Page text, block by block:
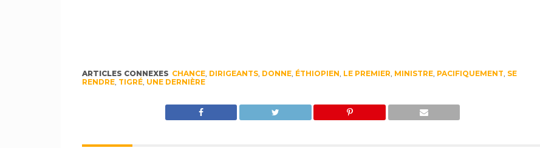
ARTICLES CONNEXES CHANCE, DIRIGEANTS, DONNE, ÉTHIOPIEN, LE PREMIER, MINISTRE, PACIFIQUEMENT, SE
RENDRE, TIGRÉ, UNE DERNIÈRE